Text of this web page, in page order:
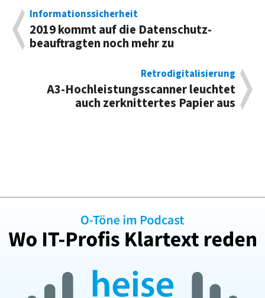
Informationssicherheit
2019 kommt auf die Daten­schutz­
beauf­trag­ten noch mehr zu
Retrodigitalisierung
A3-Hoch­leistungs­scanner leuch­tet
auch zer­knit­ter­tes Papier aus